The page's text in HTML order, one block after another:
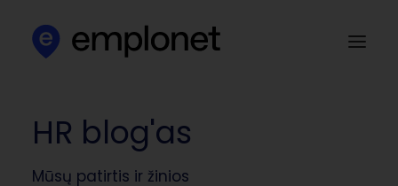
Apie mus
HR blog'as
Mūsų patirtis ir žinios